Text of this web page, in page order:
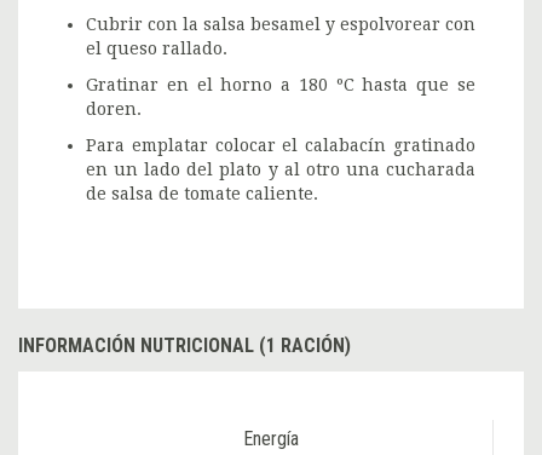
Cubrir con la salsa besamel y espolvorear con
el queso rallado.
Gratinar en el horno a 180 ºC hasta que se
doren.
Para emplatar colocar el calabacín gratinado
en un lado del plato y al otro una cucharada
de salsa de tomate caliente.
INFORMACIÓN NUTRICIONAL (1 RACIÓN)
Energía